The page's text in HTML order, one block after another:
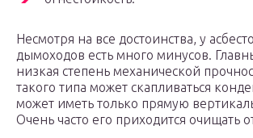
Несмотря на все достоинства, у
дымоходов есть много минусов.
низкая степень механической
такого типа может скапливаться
может иметь только прямую
Очень часто его приходится очищать